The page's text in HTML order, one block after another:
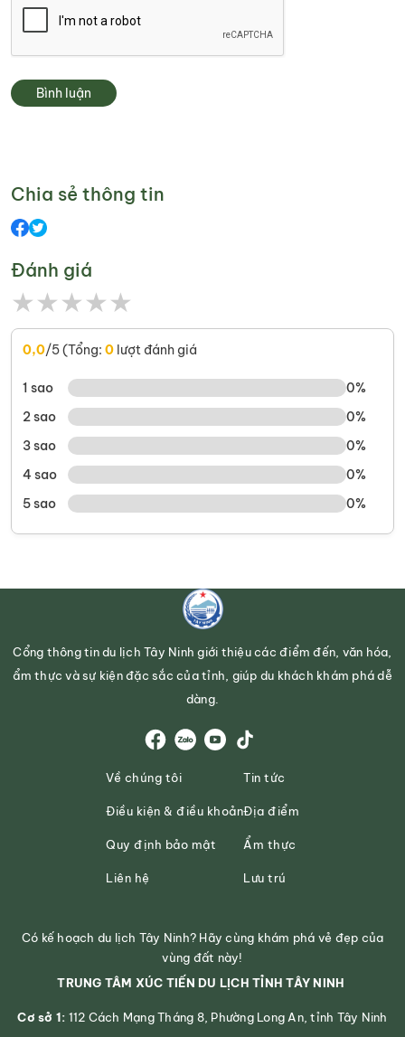
Bình luận
Chia sẻ thông tin
Đánh giá
★★★★★
0,0/5 (Tổng: 0 lượt đánh giá
1 sao
0%
2 sao
0%
3 sao
0%
4 sao
0%
5 sao
0%
Cổng thông tin du lịch Tây Ninh giới thiệu các điểm đến, văn hóa,
ẩm thực và sự kiện đặc sắc của tỉnh, giúp du khách khám phá dễ
dàng.
Về chúng tôi
Điều kiện & điều khoản
Quy định bảo mật
Liên hệ
Tin tức
Địa điểm
Ẩm thực
Lưu trú
Có kế hoạch du lịch Tây Ninh? Hãy cùng khám phá vẻ đẹp của
vùng đất này!
TRUNG TÂM XÚC TIẾN DU LỊCH TỈNH TÂY NINH
Cơ sở 1: 112 Cách Mạng Tháng 8, Phường Long An, tỉnh Tây Ninh